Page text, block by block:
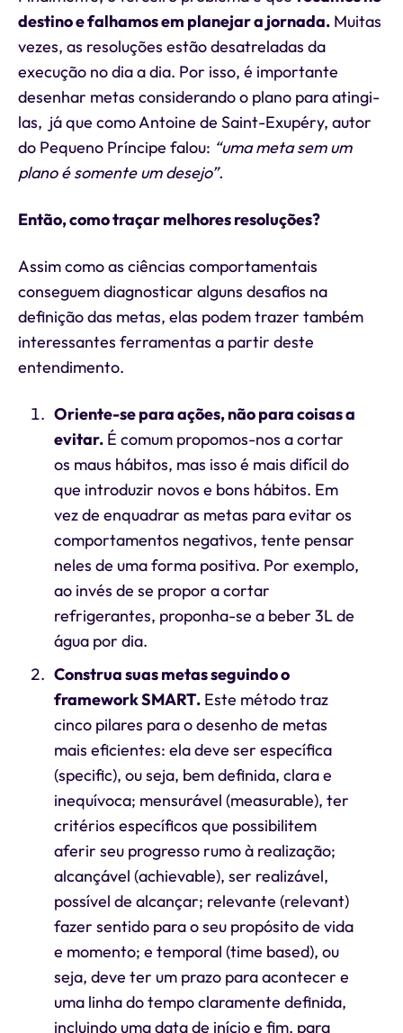
destino e falhamos em planejar a jornada. Muitas
vezes, as resoluções estão desatreladas da
execução no dia a dia. Por isso, é importante
desenhar metas considerando o plano para atingi-
las, já que como Antoine de Saint-Exupéry, autor
do Pequeno Príncipe falou: “uma meta sem um
plano é somente um desejo”.
Então, como traçar melhores resoluções?
Assim como as ciências comportamentais
conseguem diagnosticar alguns desafios na
definição das metas, elas podem trazer também
interessantes ferramentas a partir deste
entendimento.
Oriente-se para ações, não para coisas a
evitar.É comum propomos-nos a cortar
os maus hábitos, mas isso é mais difícil do
que introduzir novos e bons hábitos. Em
vez de enquadrar as metas para evitar os
comportamentos negativos, tente pensar
neles de uma forma positiva. Por exemplo,
ao invés de se propor a cortar
refrigerantes, proponha-se a beber 3L de
água por dia.
Construa suas metas seguindo o
framework SMART.Este método traz
cinco pilares para o desenho de metas
mais eficientes: ela deve ser específica
(specific), ou seja, bem definida, clara e
inequívoca; mensurável (measurable), ter
critérios específicos que possibilitem
aferir seu progresso rumo à realização;
alcançável (achievable), ser realizável,
possível de alcançar; relevante (relevant)
fazer sentido para o seu propósito de vida
e momento; e temporal (time based), ou
seja, deve ter um prazo para acontecer e
uma linha do tempo claramente definida,
incluindo uma data de início e fim, para